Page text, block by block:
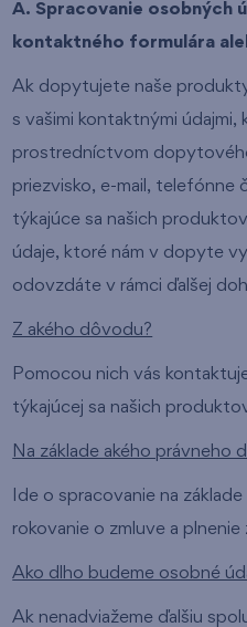
A. Spracovanie osobných
kontaktného formulára
Ak dopytujete naše
s vašimi kontaktnými údajmi,
prostredníctvom
priezvisko, e-mail, telefónne
týkajúce sa našich
údaje, ktoré nám v dopyte
odovzdáte v rámci ďalšej
Z akého dôvodu?
Pomocou nich vás
týkajúcej sa našich
Na základe akého právneho
Ide o spracovanie na
rokovanie o zmluve a plnenie
Ako dlho budeme osobné
Ak nenadviažeme ďalšiu